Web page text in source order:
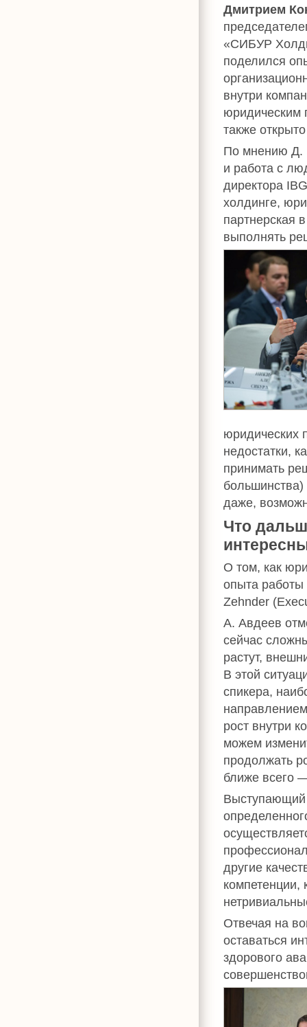
Дмитрием
«СИБУР
поделился
внутри
юридическим
также
По мнению Д.
и работа с
директора
холдинге,
партнерская
выполнять
юридических
недостатки,
принимать
большинства)
даже,
Что
О том, как
опыта работы
Zehnder
А. Авдеев
сейчас
растут,
В этой
спикера,
рост внутри
можем
продолжать
ближе всего
Выступающий
другие
компетенции,
Отвечая на
оставаться
здорового